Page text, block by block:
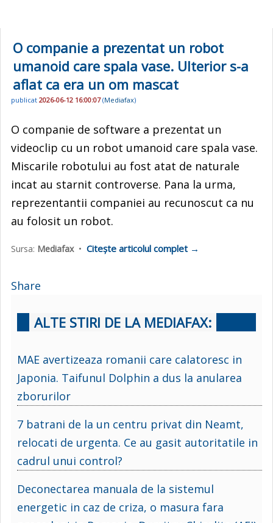
O companie a prezentat un robot
umanoid care spala vase. Ulterior s-a
aflat ca era un om mascat
publicat 2026-06-12 16:00:07(Mediafax)
O companie de software a prezentat un
videoclip cu un robot umanoid care spala vase.
Miscarile robotului au fost atat de naturale
incat au starnit controverse. Pana la urma,
reprezentantii companiei au recunoscut ca nu
au folosit un robot.
Sursa: Mediafax• Citește articolul complet →
Share
ALTE STIRI DE LA MEDIAFAX:
MAE avertizeaza romanii care calatoresc in
Japonia. Taifunul Dolphin a dus la anularea
zborurilor
7 batrani de la un centru privat din Neamt,
relocati de urgenta. Ce au gasit autoritatile in
cadrul unui control?
Deconectarea manuala de la sistemul
energetic in caz de criza, o masura fara